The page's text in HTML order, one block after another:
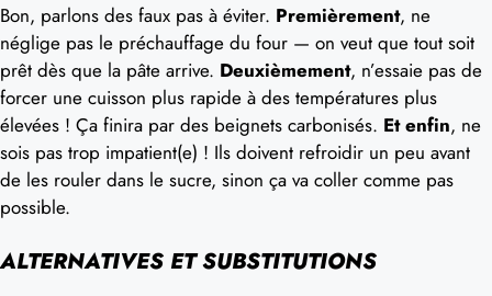
Bon, parlons des faux pas à éviter. Premièrement, ne
néglige pas le préchauffage du four — on veut que tout soit
prêt dès que la pâte arrive. Deuxièmement, n’essaie pas de
forcer une cuisson plus rapide à des températures plus
élevées ! Ça finira par des beignets carbonisés. Et enfin, ne
sois pas trop impatient(e) ! Ils doivent refroidir un peu avant
de les rouler dans le sucre, sinon ça va coller comme pas
possible.
ALTERNATIVES ET SUBSTITUTIONS